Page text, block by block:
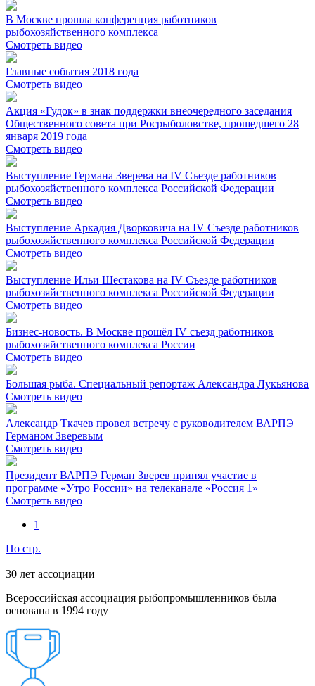
В Москве прошла конференция работников
рыбохозяйственного комплекса
Смотреть видео
Главные события 2018 года
Смотреть видео
Акция «Гудок» в знак поддержки внеочередного заседания
Общественного совета при Росрыболовстве, прошедшего 28
января 2019 года
Смотреть видео
Выступление Германа Зверева на IV Съезде работников
рыбохозяйственного комплекса Российской Федерации
Смотреть видео
Выступление Аркадия Дворковича на IV Съезде работников
рыбохозяйственного комплекса Российской Федерации
Смотреть видео
Выступление Ильи Шестакова на IV Съезде работников
рыбохозяйственного комплекса Российской Федерации
Смотреть видео
Бизнес-новость. В Москве прошёл IV съезд работников
рыбохозяйственного комплекса России
Смотреть видео
Большая рыба. Специальный репортаж Александра Лукьянова
Смотреть видео
Александр Ткачев провел встречу с руководителем ВАРПЭ
Германом Зверевым
Смотреть видео
Президент ВАРПЭ Герман Зверев принял участие в
программе «Утро России» на телеканале «Россия 1»
Смотреть видео
1
По стр.
30 лет ассоциации
Всероссийская ассоциация рыбопромышленников была
основана в 1994 году